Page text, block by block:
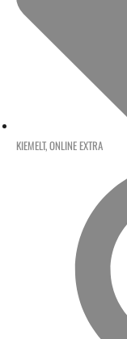
KIEMELT,ONLINE EXTRA